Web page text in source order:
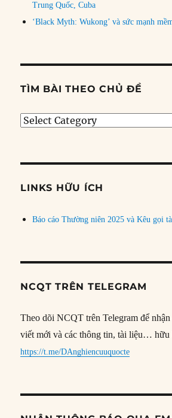
Trung Quốc, Cuba
‘Black Myth: Wukong’ và sức mạnh
TÌM BÀI THEO CHỦ ĐỀ
Tìm
đề
LINKS HỮU ÍCH
Báo cáo Thường niên 2025 và Kêu gọi
NCQT TRÊN TELEGRAM
Theo dõi NCQT trên Telegram để
viết mới và các thông tin, tài liệu… hữu
https://t.me/DAnghiencuuquocte